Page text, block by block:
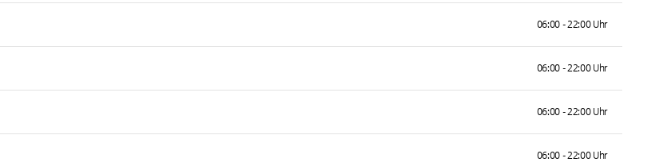
06:00 - 22:00 Uhr
06:00 - 22:00 Uhr
06:00 - 22:00 Uhr
06:00 - 22:00 Uhr